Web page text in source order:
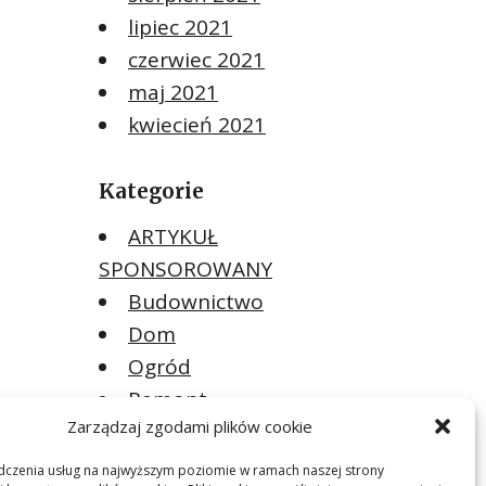
Zarządzaj zgodami plików cookie
usług na najwyższym poziomie w ramach naszej strony
lipiec 2021
czerwiec 2021
maj 2021
kwiecień 2021
Kategorie
ARTYKUŁ
SPONSOROWANY
Budownictwo
Dom
Ogród
Remont
Meta